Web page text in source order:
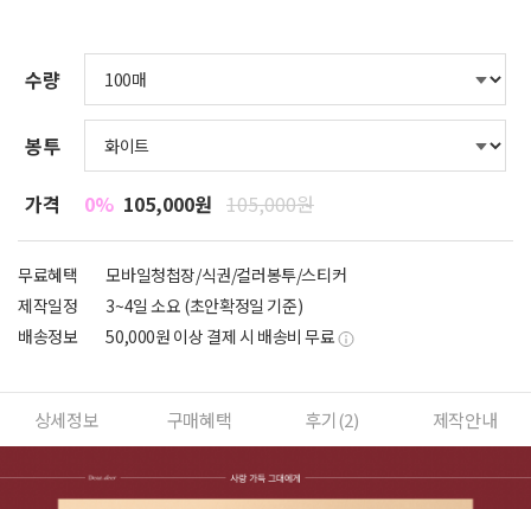
수량
봉투
가격 0% 105,000원 105,000원
무료혜택
모바일청첩장/식권/컬러봉투/스티커
제작일정
3~4일 소요 (초안확정일 기준)
배송정보
50,000원 이상 결제 시 배송비 무료
상세정보 구매혜택 후기(2) 제작안내